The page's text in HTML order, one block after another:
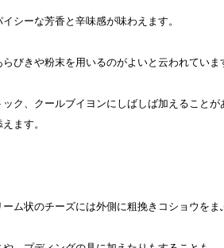
シーな芳香と辛味感が味わえます。
びきや粉末を用いるのがよいと云われていま
ク、クールブイヨンにしばしば加えること
ます。
状のチーズには外側に粗挽きコショウをま